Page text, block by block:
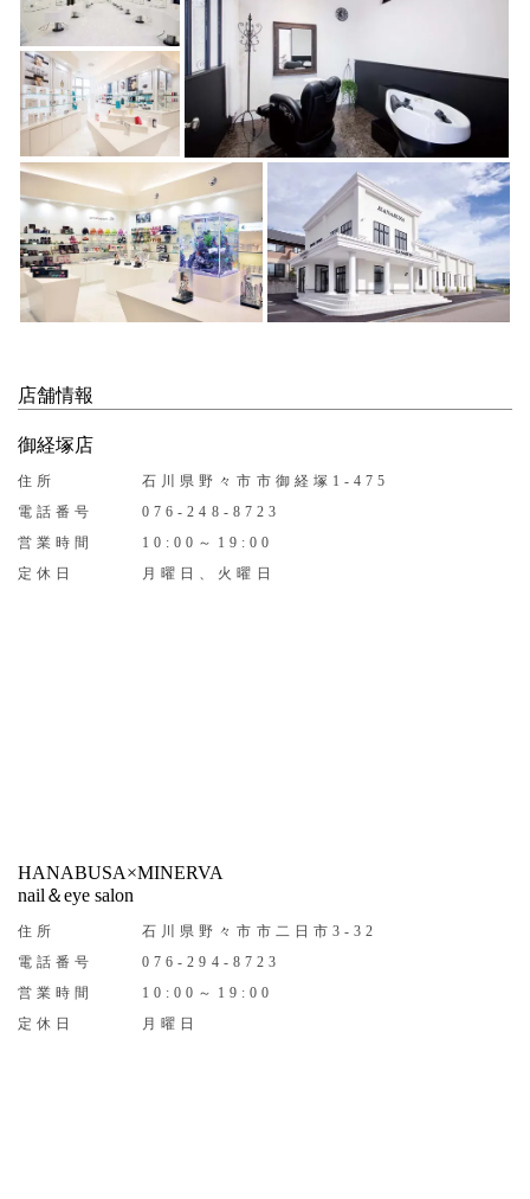
店舗情報
御経塚店
住所
石川県野々市市御経塚1-475
電話番号
076-248-8723
営業時間
10:00～19:00
定休日
月曜日、火曜日
HANABUSA×MINERVA
nail＆eye salon
住所
石川県野々市市二日市3-32
電話番号
076-294-8723
営業時間
10:00～19:00
定休日
月曜日